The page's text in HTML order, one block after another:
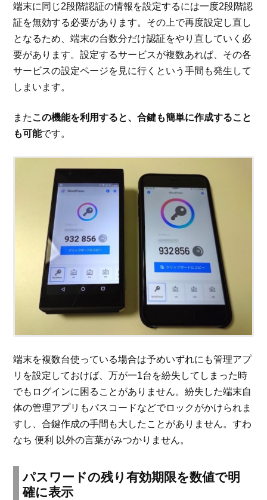
端末に同じ2段階認証の情報を設定するには一度2段階認
証を無効する必要があります。その上で再度設定し直し
となるため、端末の台数分だけ認証をやり直していく必
要があります。設定するサービスが複数あれば、その各
サービスの設定ページを見に行くという手間も発生して
しまいます。
また この機能を利用すると、合鍵も簡単に作成すること
も可能です。
端末を複数台使っている場合は予めいずれにも管理アプ
リを設定しておけば、万が一1台を紛失してしまった時
でもログインに困ることがありません。紛失した端末自
体の管理アプリもパスコードなどでロックがかけられま
すし、合鍵作成の手間も大したことがありません。すわ
なち 便利 以外の言葉がみつかりません。
パスワードの残り有効期限を数値で明
確に表示